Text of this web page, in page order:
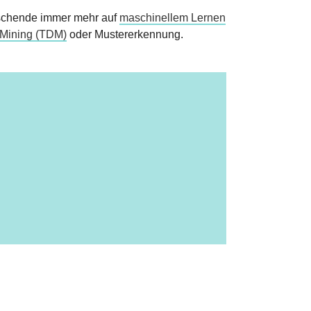
immer mehr auf maschinellem Lernen
(TDM) oder Mustererkennung.